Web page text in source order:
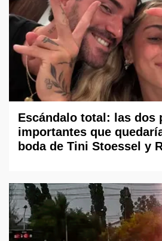
Escándalo total: las dos
importantes que
boda de Tini Stoessel y